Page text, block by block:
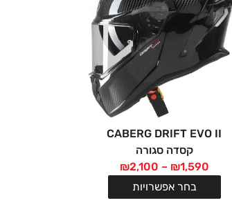
CABERG DRIFT EVO II
קסדה סגורה
₪1,590
–
₪2,100
בחר אפשרויות